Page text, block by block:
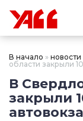
В начало » новости
области закрыли
В
закрыли